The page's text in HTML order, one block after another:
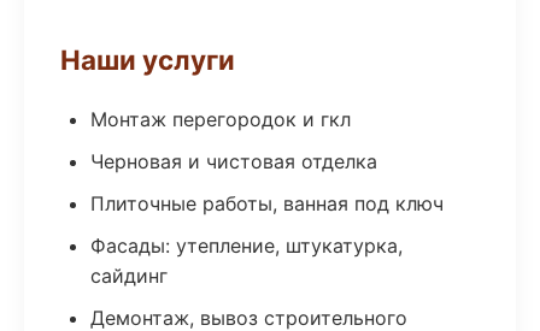
Наши услуги
Монтаж перегородок и гкл
Черновая и чистовая отделка
Плиточные работы, ванная под ключ
Фасады: утепление, штукатурка,
сайдинг
Демонтаж, вывоз строительного